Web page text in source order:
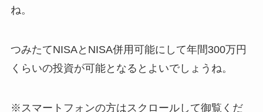
ね。
つみたてNISAとNISA併用可能にして年間300万円
くらいの投資が可能となるとよいでしょうね。
※スマートフォンの方はスクロールして御覧くだ